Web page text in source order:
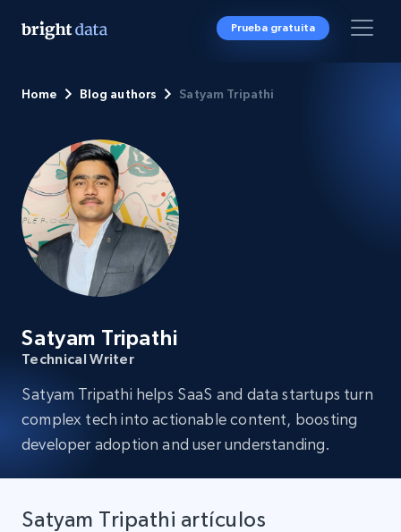
Prueba gratuita
Home Blog authors Satyam Tripathi
Satyam Tripathi
Technical Writer
Satyam Tripathi helps SaaS and data startups turn
complex tech into actionable content, boosting
developer adoption and user understanding.
Satyam Tripathi artículos